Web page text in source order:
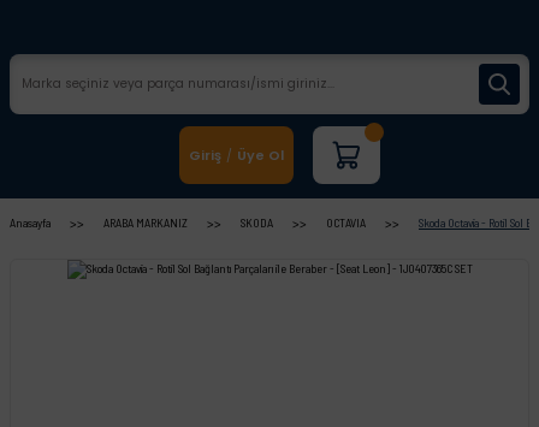
Giriş / Üye Ol
Anasayfa ARABA MARKANIZ SKODA OCTAVIA Skoda Octavia - Rotil Sol